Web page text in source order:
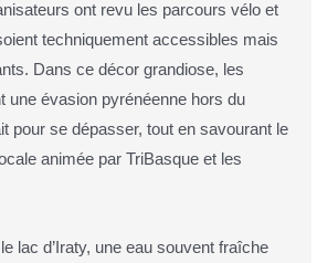
ont revu les parcours vélo et
techniquement accessibles mais
Dans ce décor grandiose, les
une évasion pyrénéenne hors du
pour se dépasser, tout en savourant le
animée par TriBasque et les
lac d’Iraty, une eau souvent fraîche